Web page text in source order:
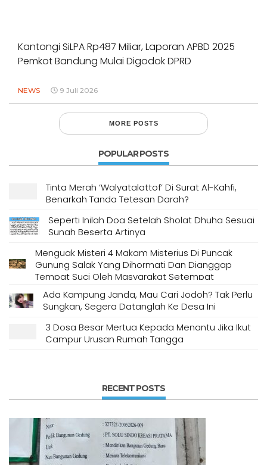
Kantongi SiLPA Rp487 Miliar, Laporan APBD 2025
Pemkot Bandung Mulai Digodok DPRD
NEWS 9 Juli 2026
MORE POSTS
POPULAR POSTS
Tinta Merah ‘Walyatalattof’ Di Surat Al-Kahfi,
Benarkah Tanda Tetesan Darah?
Seperti Inilah Doa Setelah Sholat Dhuha Sesuai
Sunah Beserta Artinya
Menguak Misteri 4 Makam Misterius Di Puncak
Gunung Salak Yang Dihormati Dan Dianggap
Tempat Suci Oleh Masyarakat Setempat
Ada Kampung Janda, Mau Cari Jodoh? Tak Perlu
Sungkan, Segera Datanglah Ke Desa Ini
3 Dosa Besar Mertua Kepada Menantu Jika Ikut
Campur Urusan Rumah Tangga
RECENT POSTS